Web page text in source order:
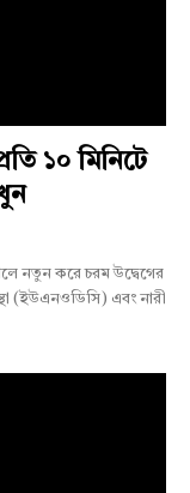
১০ মিনিটে
নতুন করে চরম উদ্বেগের
(ইউএনওডিসি) এবং নারী